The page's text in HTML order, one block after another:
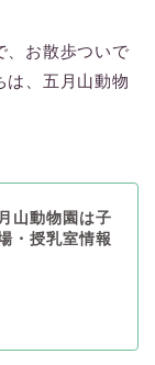
、お散歩ついで
は、五月山動物
山動物園は子
・授乳室情報